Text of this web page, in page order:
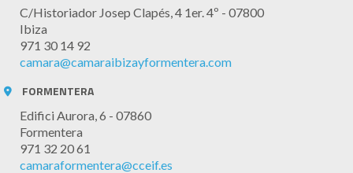
C/Historiador Josep Clapés, 4 1er. 4º - 07800
Ibiza
971 30 14 92
camara@camaraibizayformentera.com
FORMENTERA
Edifici Aurora, 6 - 07860
Formentera
971 32 20 61
camaraformentera@cceif.es